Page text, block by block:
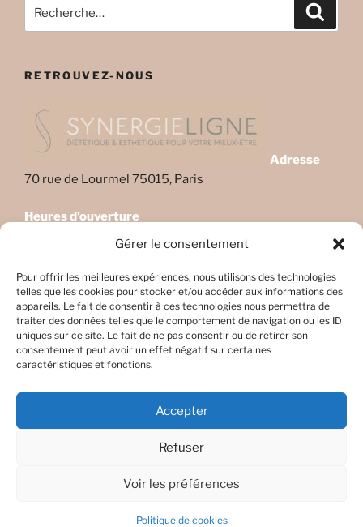
Gérer le consentement
Pour offrir les meilleures expériences, nous utilisons des technologies
telles que les cookies pour stocker et/ou accéder aux informations des
appareils. Le fait de consentir à ces technologies nous permettra de
traiter des données telles que le comportement de navigation ou les ID
uniques sur ce site. Le fait de ne pas consentir ou de retirer son
consentement peut avoir un effet négatif sur certaines
caractéristiques et fonctions.
Accepter
Refuser
Voir les préférences
Politique de cookies
pour
RETROUVEZ-NOUS
Adresse
70 rue de Lourmel 75015, Paris
Heures d’ouverture
Lundi: 08:45–22:00
Mercredi: Fermé
Jeudi: 08:45-17h45
Vendredi: 08:45-17h45
Samedi: Fermé
Dimanche: Fermé